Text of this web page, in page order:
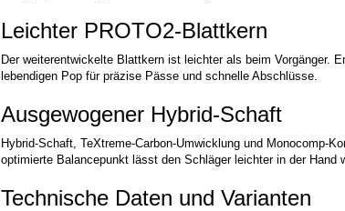
Leichter PROTO2-Blattkern
Der weiterentwickelte Blattkern ist leichter als beim Vorgänger.
lebendigen Pop für präzise Pässe und schnelle Abschlüsse.
Ausgewogener Hybrid-Schaft
Hybrid-Schaft, TeXtreme-Carbon-Umwicklung und Monocomp-
optimierte Balancepunkt lässt den Schläger leichter in der Hand
Technische Daten und Varianten